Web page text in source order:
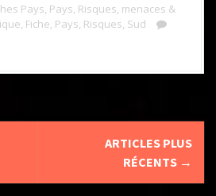
Pays, Pays, Risques, menaces &
, Fiche, Pays, Risques, Sud
ARTICLES PLUS
RÉCENTS →